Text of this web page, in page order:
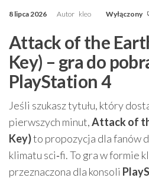
8 lipca 2026 Autor kleo Wyłączony
Attack of the
Key) – gra do
PlayStation 4
Jeśli szukasz tytułu, który
pierwszych minut,Attack of
Key)to propozycja dla fanów
klimatu sci‑fi. To gra w formie
przeznaczona dla konsoli